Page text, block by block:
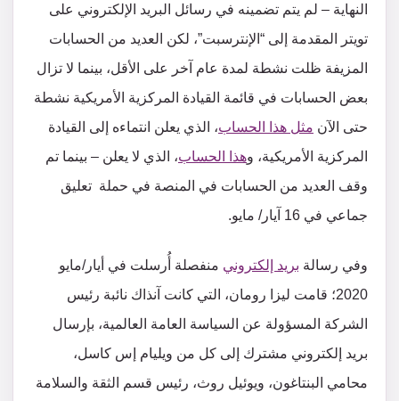
النهاية – لم يتم تضمينه في رسائل البريد الإلكتروني على
تويتر المقدمة إلى “الإنترسبت”، لكن العديد من الحسابات
المزيفة ظلت نشطة لمدة عام آخر على الأقل، بينما لا تزال
بعض الحسابات في قائمة القيادة المركزية الأمريكية نشطة
حتى الآن مثل هذا الحساب، الذي يعلن انتماءه إلى القيادة
المركزية الأمريكية، وهذا الحساب، الذي لا يعلن – بينما تم
وقف العديد من الحسابات في المنصة في حملة تعليق
جماعي في 16 آيار/ مايو.
وفي رسالة بريد إلكتروني منفصلة أُرسلت في أيار/مايو
2020؛ قامت ليزا رومان، التي كانت آنذاك نائبة رئيس
الشركة المسؤولة عن السياسة العامة العالمية، بإرسال
بريد إلكتروني مشترك إلى كل من ويليام إس كاسل،
محامي البنتاغون، ويوئيل روث، رئيس قسم الثقة والسلامة